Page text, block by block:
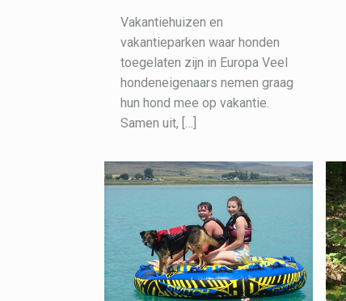
Vakantiehuizen en
vakantieparken waar honden
toegelaten zijn in Europa Veel
hondeneigenaars nemen graag
hun hond mee op vakantie.
Samen uit, […]